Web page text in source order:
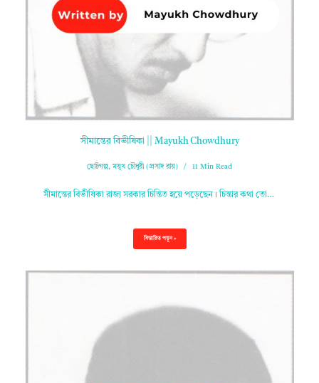
সীমান্তের বিভীষিকা || Mayukh Chowdhury
ছোটগল্প,ময়ূখ চৌধুরী (প্রসাদ রায়) 11 Min Read
সীমান্তের বিভীষিকা রাজ্য সরকার চিন্তিত হয়ে পড়েছেন। চিন্তার কথা তো…
বিস্তারিত পড়ুন »